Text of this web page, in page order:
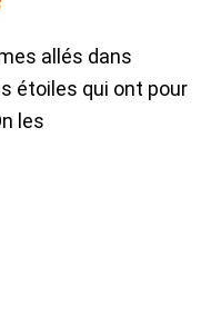
allés dans
étoiles qui ont pour
les